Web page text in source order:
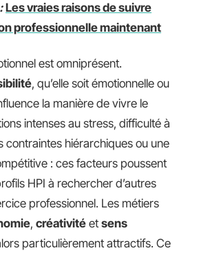
Les vraies raisons de suivre
professionnelle maintenant
est omniprésent.
, qu’elle soit émotionnelle ou
la manière de vivre le
intenses au stress, difficulté à
contraintes hiérarchiques ou une
: ces facteurs poussent
HPI à rechercher d’autres
professionnel. Les métiers
, créativité et sens
particulièrement attractifs. Ce